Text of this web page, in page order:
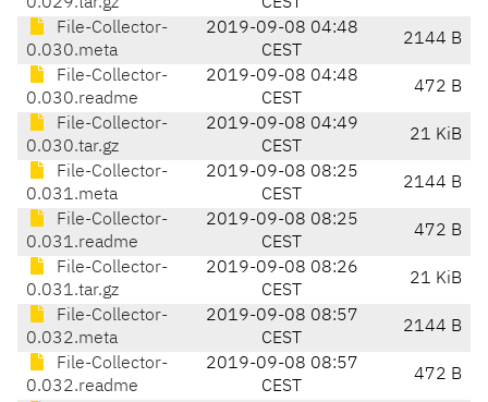
File-Collector-
0.030.meta
2019-09-08 04:48
CEST
2144 B
File-Collector-
0.030.readme
2019-09-08 04:48
CEST
472 B
File-Collector-
0.030.tar.gz
2019-09-08 04:49
CEST
21 KiB
File-Collector-
0.031.meta
2019-09-08 08:25
CEST
2144 B
File-Collector-
0.031.readme
2019-09-08 08:25
CEST
472 B
File-Collector-
0.031.tar.gz
2019-09-08 08:26
CEST
21 KiB
File-Collector-
0.032.meta
2019-09-08 08:57
CEST
2144 B
File-Collector-
0.032.readme
2019-09-08 08:57
CEST
472 B